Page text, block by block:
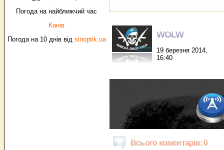
Погода на найближчий час
Канів
Погода на 10 днів від sinoptik.ua WOLW
19 березня 2014,
16:40
Всього коментарів: 0